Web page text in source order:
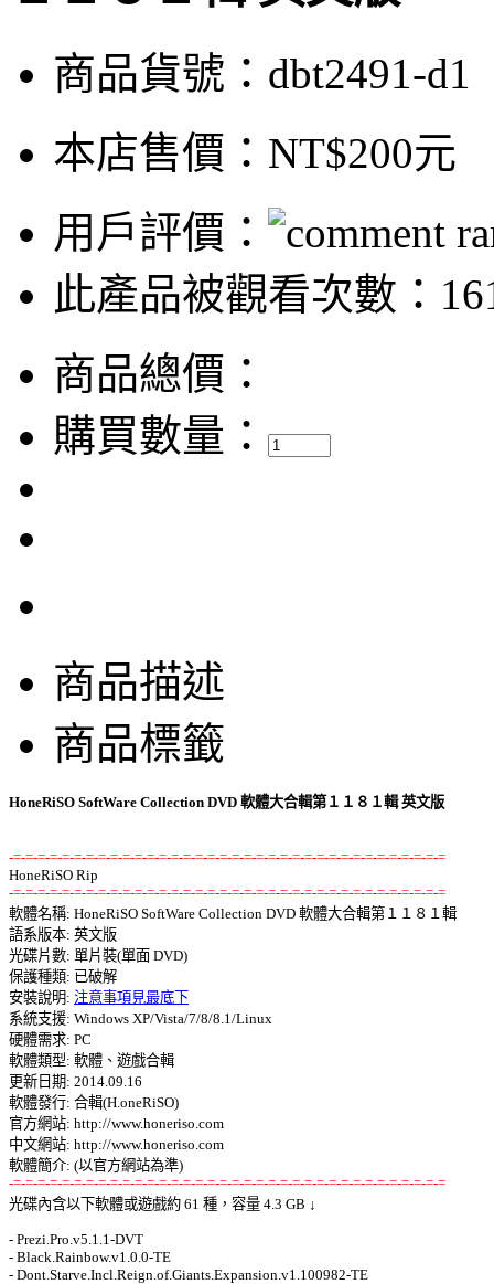
商品貨號：dbt2491-d1
本店售價： NT$200元
用戶評價：
此產品被觀看次數：
商品總價：
購買數量：
商品描述
商品標籤
HoneRiSO SoftWare Collection DVD 軟體大合輯第１１８１輯 英文版
-=-=-=-=-=-=-=-=-=-=-=-=-=-=-=-=-=-=-=-=-=-=-=-=-=-=-=-=-=-=-=-=-=-=-=-=
-=-=-=-=-=-=-=-=-=-=-=-=-=-=-=-=-=-=-=-=-=-=-=-=-=-=-=-=-=-=-=-=-=-=-=-=
軟體名稱: HoneRiSO SoftWare Collection DVD 軟體大合輯第１１８１輯
語系版本: 英文版
光碟片數: 單片裝(單面 DVD)
保護種類: 已破解
安裝說明: 注意事項見最底下
系統支援: Windows XP/Vista/7/8/8.1/Linux
硬體需求: PC
軟體類型: 軟體、遊戲合輯
更新日期: 2014.09.16
軟體發行: 合輯(H.oneRiSO)
官方網站: http://www.honeriso.com
中文網站: http://www.honeriso.com
-=-=-=-=-=-=-=-=-=-=-=-=-=-=-=-=-=-=-=-=-=-=-=-=-=-=-=-=-=-=-=-=-=-=-=-=
光碟內含以下軟體或遊戲約 61 種，容量 4.3 GB ↓
- Prezi.Pro.v5.1.1-DVT
- Black.Rainbow.v1.0.0-TE
- Dont.Starve.Incl.Reign.of.Giants.Expansion.v1.100982-TE